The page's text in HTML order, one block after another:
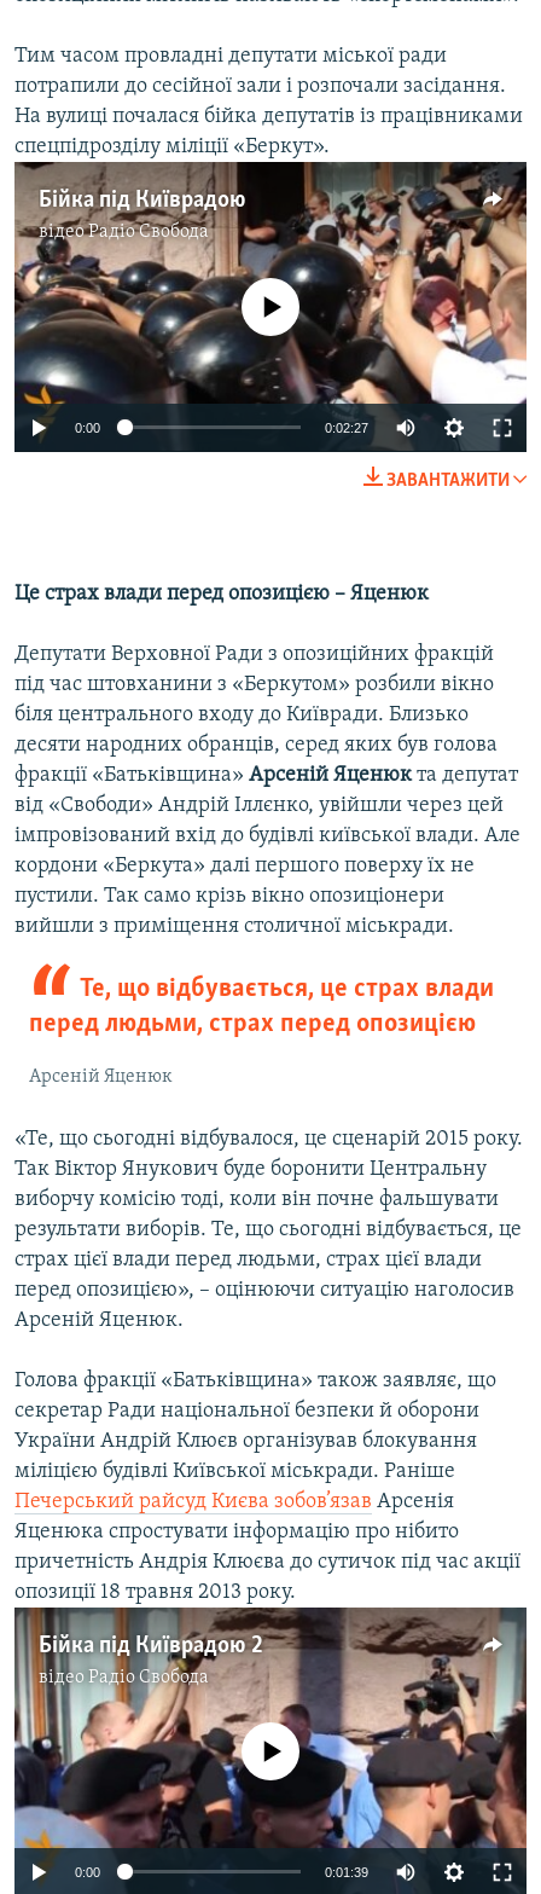
Тим часом провладні депутати міської ради
потрапили до сесійної зали і розпочали засідання.
На вулиці почалася бійка депутатів із працівниками
спецпідрозділу міліції «Беркут».
Бійка під Київрадою
відеоРадіо Свобода
No media source currently available
0:00 0:02:27
ЗАВАНТАЖИТИ
Це страх влади перед опозицією – Яценюк
Депутати Верховної Ради з опозиційних фракцій
під час штовханини з «Беркутом» розбили вікно
біля центрального входу до Київради. Близько
десяти народних обранців, серед яких був голова
фракції «Батьківщина» Арсеній Яценюкта депутат
від «Свободи» Андрій Іллєнко, увійшли через цей
імпровізований вхід до будівлі київської влади. Але
кордони «Беркута» далі першого поверху їх не
пустили. Так само крізь вікно опозиціонери
вийшли з приміщення столичної міськради.
Те, що відбувається, це страх влади
перед людьми, страх перед опозицією
Арсеній Яценюк
«Те, що сьогодні відбувалося, це сценарій 2015 року.
Так Віктор Янукович буде боронити Центральну
виборчу комісію тоді, коли він почне фальшувати
результати виборів. Те, що сьогодні відбувається, це
страх цієї влади перед людьми, страх цієї влади
перед опозицією», – оцінюючи ситуацію наголосив
Арсеній Яценюк.
Голова фракції «Батьківщина» також заявляє, що
секретар Ради національної безпеки й оборони
України Андрій Клюєв організував блокування
міліцією будівлі Київської міськради. Раніше
Печерський райсуд Києва зобов’язав Арсенія
Яценюка спростувати інформацію про нібито
причетність Андрія Клюєва до сутичок під час акції
опозиції 18 травня 2013 року.
Бійка під Київрадою 2
відео Радіо Свобода
No media source currently available
0:00 0:01:39